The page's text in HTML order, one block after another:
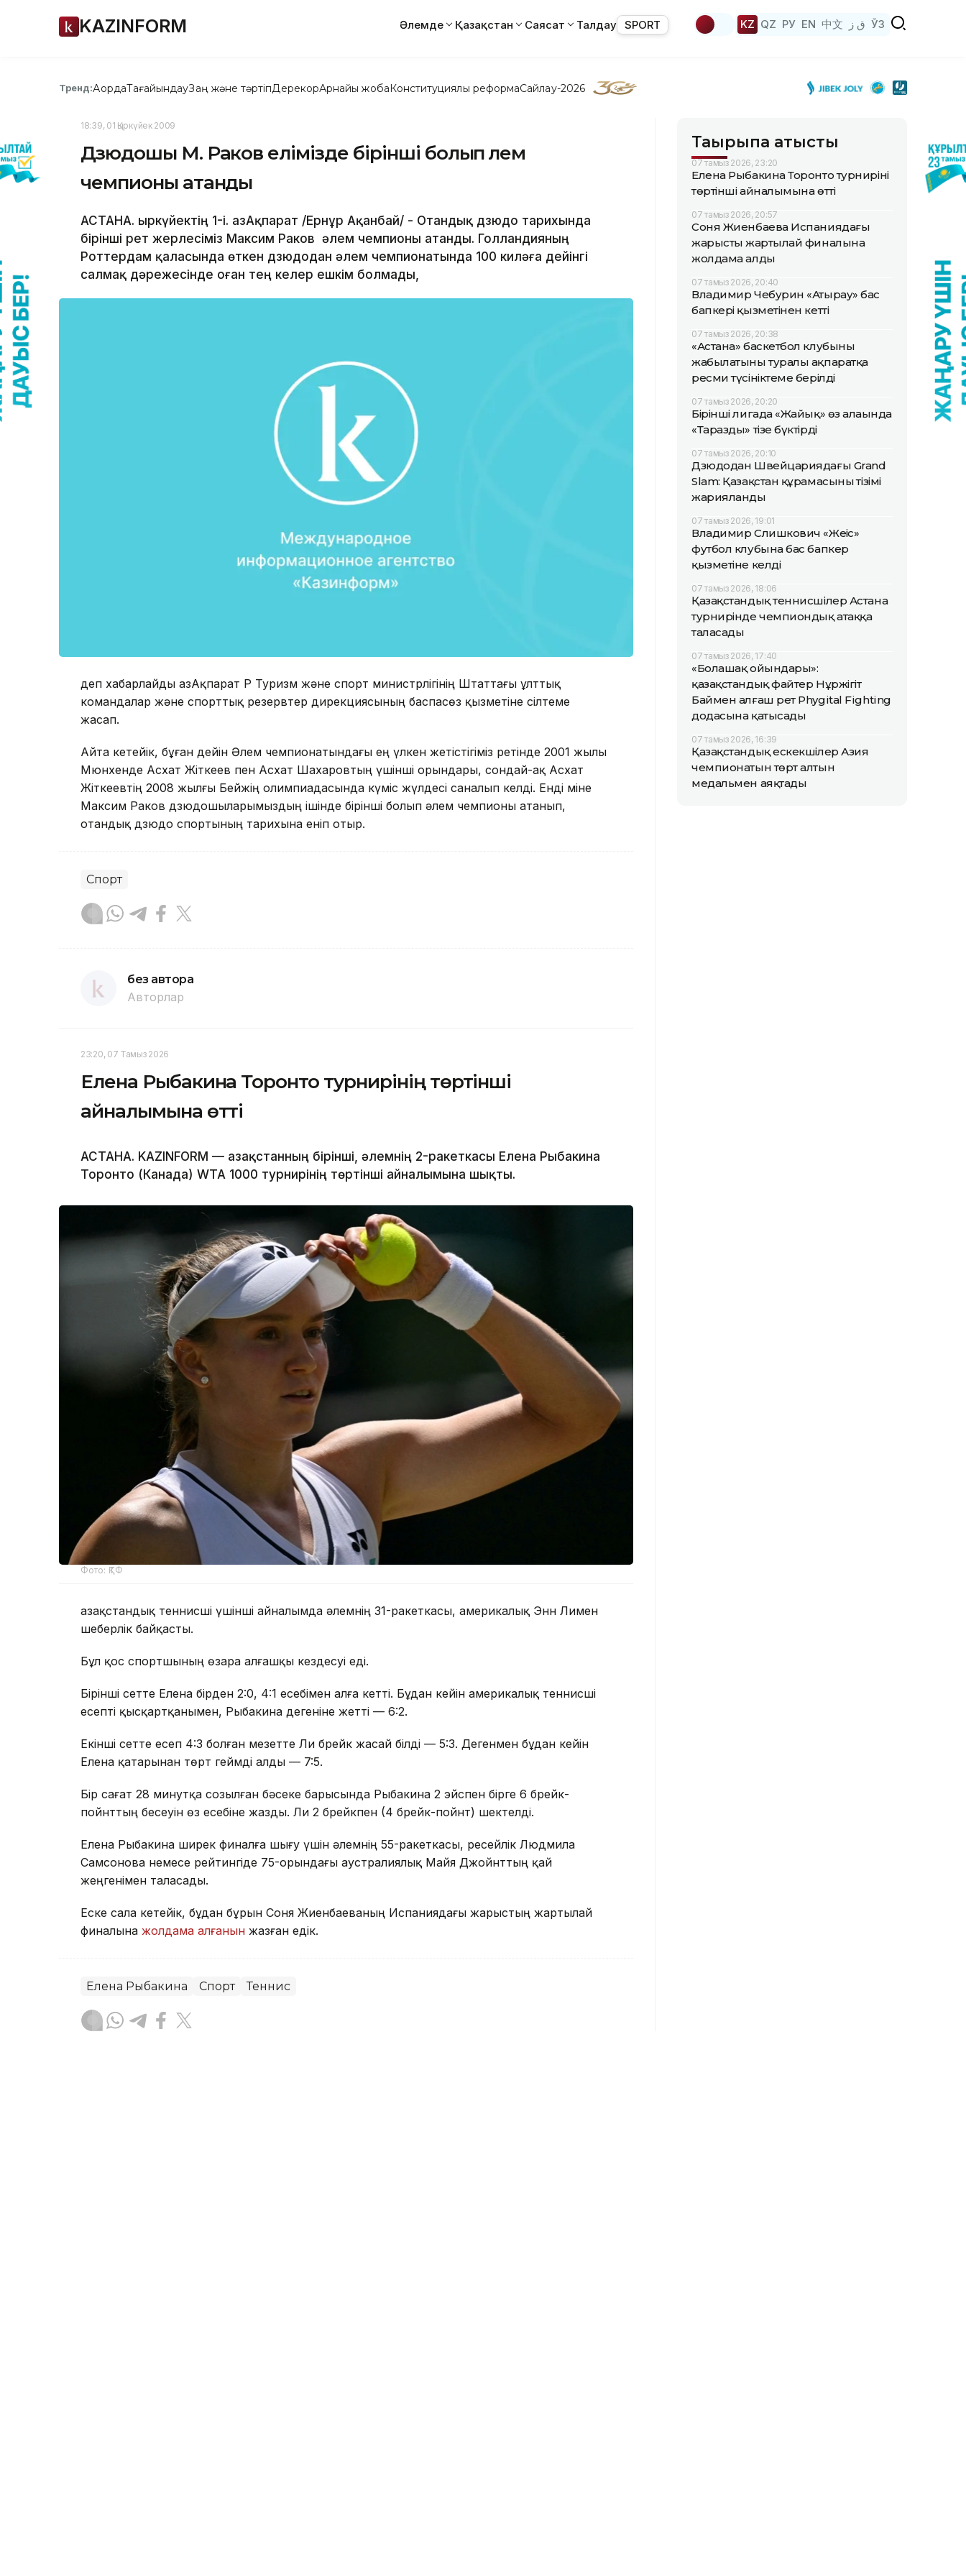
KAZINFORM Әлемде Қазақстан Саясат Талдау SPORT KZ QZ РУ EN 中文 ق ز ЎЗ
Тренд:АқордаТағайындауЗаң және тәртіпДерекқорАрнайы жобаКонституциялық реформаСайлау-2026
18:39, 01 Қыркүйек 2009
Дзюдошы М. Раков елімізде бірінші болып әлем
чемпионы атанды
АСТАНА. Қыркүйектің 1-і. ҚазАқпарат /Ернұр Ақанбай/ - Отандық дзюдо тарихында
бірінші рет жерлесіміз Максим Раков әлем чемпионы атанды. Голландияның
Роттердам қаласында өткен дзюдодан әлем чемпионатында 100 киләға дейінгі
салмақ дәрежесінде оған тең келер ешкім болмады,
деп хабарлайды ҚазАқпарат ҚР Туризм және спорт министрлігінің Штаттағы ұлттық
командалар және спорттық резервтер дирекциясының баспасөз қызметіне сілтеме
жасап.
Айта кетейік, бұған дейін Әлем чемпионатындағы ең үлкен жетістігіміз ретінде 2001 жылы
Мюнхенде Асхат Жіткеев пен Асхат Шахаровтың үшінші орындары, сондай-ақ Асхат
Жіткеевтің 2008 жылғы Бейжің олимпиадасында күміс жүлдесі саналып келді. Енді міне
Максим Раков дзюдошыларымыздың ішінде бірінші болып әлем чемпионы атанып,
отандық дзюдо спортының тарихына еніп отыр.
Спорт
без автора
Авторлар
23:20, 07 Тамыз 2026
Елена Рыбакина Торонто турнирінің төртінші
айналымына өтті
АСТАНА. KAZINFORM — Қазақстанның бірінші, әлемнің 2-ракеткасы Елена Рыбакина
Торонто (Канада) WTA 1000 турнирінің төртінші айналымына шықты.
Фото: ҚТФ
Қазақстандық теннисші үшінші айналымда әлемнің 31-ракеткасы, америкалық Энн Лимен
шеберлік байқасты.
Бұл қос спортшының өзара алғашқы кездесуі еді.
Бірінші сетте Елена бірден 2:0, 4:1 есебімен алға кетті. Бұдан кейін америкалық теннисші
есепті қысқартқанымен, Рыбакина дегеніне жетті — 6:2.
Екінші сетте есеп 4:3 болған мезетте Ли брейк жасай білді — 5:3. Дегенмен бұдан кейін
Елена қатарынан төрт геймді алды — 7:5.
Бір сағат 28 минутқа созылған бәсеке барысында Рыбакина 2 эйспен бірге 6 брейк-
пойнттың бесеуін өз есебіне жазды. Ли 2 брейкпен (4 брейк-пойнт) шектелді.
Елена Рыбакина ширек финалға шығу үшін әлемнің 55-ракеткасы, ресейлік Людмила
Самсонова немесе рейтингіде 75-орындағы аустралиялық Майя Джойнттың қай
жеңгенімен таласады.
Еске сала кетейік, бұдан бұрын Соня Жиенбаеваның Испаниядағы жарыстың жартылай
финалына жолдама алғанын жазған едік.
Елена Рыбакина Спорт Теннис
Тақырыпқа қатысты
07 тамыз 2026, 23:20
Елена Рыбакина Торонто турнирінің
төртінші айналымына өтті
07 тамыз 2026, 20:57
Соня Жиенбаева Испаниядағы
жарыстың жартылай финалына
жолдама алды
07 тамыз 2026, 20:40
Владимир Чебурин «Атырау» бас
бапкері қызметінен кетті
07 тамыз 2026, 20:38
«Астана» баскетбол клубының
жабылатыны туралы ақпаратқа
ресми түсініктеме берілді
07 тамыз 2026, 20:20
Бірінші лигада «Жайық» өз алаңында
«Таразды» тізе бүктірді
07 тамыз 2026, 20:10
Дзюдодан Швейцариядағы Grand
Slam: Қазақстан құрамасының тізімі
жарияланды
07 тамыз 2026, 19:01
Владимир Слишкович «Жеңіс»
футбол клубына бас бапкер
қызметіне келді
07 тамыз 2026, 18:06
Қазақстандық теннисшілер Астана
турнирінде чемпиондық атаққа
таласады
07 тамыз 2026, 17:40
«Болашақ ойындары»:
қазақстандық файтер Нұржігіт
Баймен алғаш рет Phygital Fighting
додасына қатысады
07 тамыз 2026, 16:39
Қазақстандық ескекшілер Азия
чемпионатын төрт алтын
медальмен аяқтады